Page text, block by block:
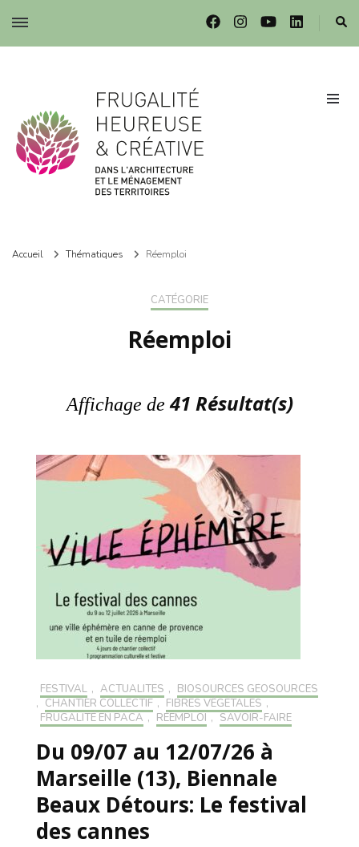
Frugalité dans l'architecture et le ménagement des territoires
Accueil Thématiques Réemploi
CATÉGORIE
Réemploi
Affichage de41 Résultat(s)
FESTIVAL , ACTUALITÉS , BIOSOURCÉS GÉOSOURCÉS
, CHANTIER COLLECTIF , FIBRES VÉGÉTALES ,
FRUGALITÉ EN PACA , RÉEMPLOI , SAVOIR-FAIRE
Du 09/07 au 12/07/26 à
Marseille (13), Biennale
Beaux Détours: Le festival
des cannes